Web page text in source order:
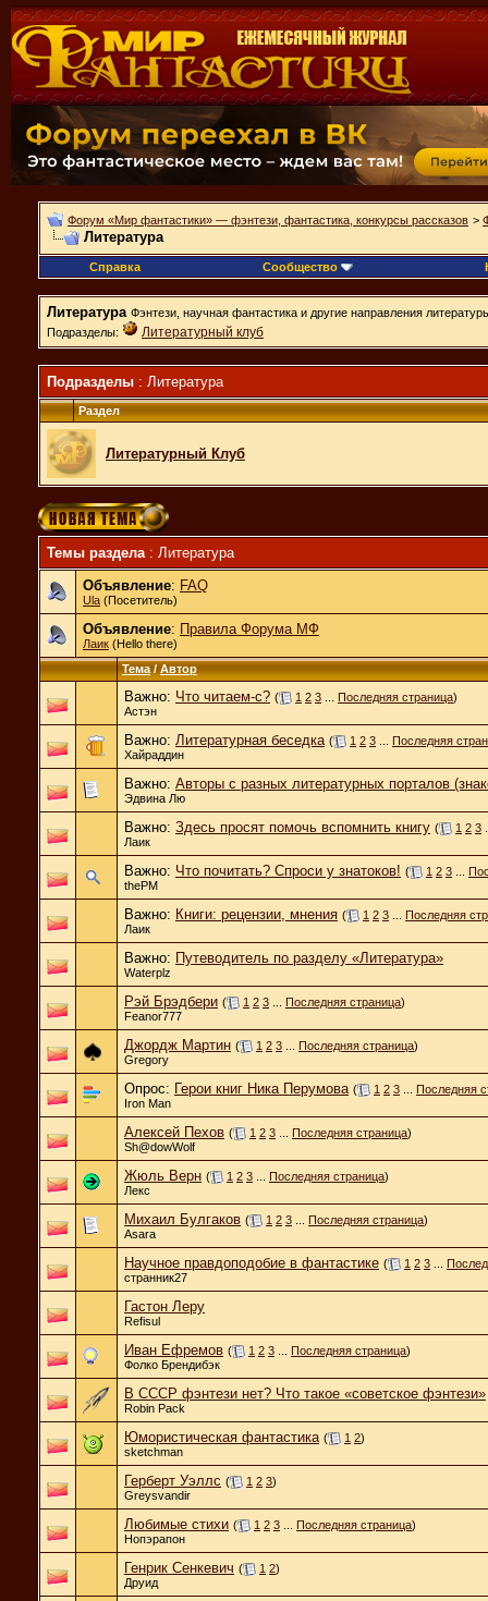
Форум «Мир фантастики» — фэнтези, фантастика, конкурсы рассказов >
Литература
Справка Сообщество
Литература Фэнтези, научная фантастика и другие направления
Подразделы:
Литературный клуб
Подразделы : Литература
Раздел
Литературный Клуб
Темы раздела : Литература
Объявление: FAQ
Ula (Посетитель)
Объявление: Правила Форума МФ
Лаик (Hello there)
Тема / Автор
Важно: Что читаем-с? ( 1 2 3 Последняя страница)
Астэн
Важно: Литературная беседка ( 1 2 3
Последняя
Хайраддин
Важно: Авторы с разных литературных порталов
Эдвина Лю
Важно: Здесь просят помочь вспомнить книгу ( 1 2 3
Лаик
Важно: Что почитать? Спроси у знатоков! ( 1 2 3
thePM
Важно: Книги: рецензии, мнения ( 1 2 3
Последняя
Лаик
Важно: Путеводитель по разделу «Литература»
Waterplz
Рэй Брэдбери ( 1 2 3 Последняя страница)
Feanor777
Джордж Мартин ( 1 2 3 Последняя страница)
Gregory
Опрос: Герои книг Ника Перумова ( 1 2 3
Последняя
Iron Man
Алексей Пехов ( 1 2 3 Последняя страница)
Sh@dowWolf
Жюль Верн ( 1 2 3 Последняя страница)
Лекс
Михаил Булгаков ( 1 2 3 Последняя страница)
Asara
Научное правдоподобие в фантастике ( 1 2 3
странник27
Гастон Леру
Refisul
Иван Ефремов ( 1 2 3 Последняя страница)
Фолко Брендибэк
В СССР фэнтези нет? Что такое «советское фэнтези»
Robin Pack
Юмористическая фантастика ( 1 2)
sketchman
Герберт Уэллс ( 1 2 3)
Greysvandir
Любимые стихи ( 1 2 3 Последняя страница)
Нопэрапон
Генрик Сенкевич ( 1 2)
Друид